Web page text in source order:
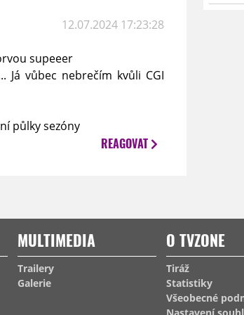
12.07.2024 17:23:28
supeeer
Já vůbec nebrečím kvůli CGI
půlky sezóny
REAGOVAT
MULTIMEDIA
Trailery
Galerie
O TVZONE
Tiráž
Statistiky
Všeobecné